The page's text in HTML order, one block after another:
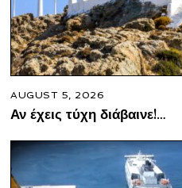
AUGUST 5, 2026
Αν έχεις τύχη διάβαινε!…